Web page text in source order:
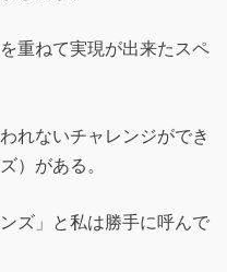
重ねて実現が出来たスペ
れないチャレンジができ
）がある。
ズ」と私は勝手に呼んで